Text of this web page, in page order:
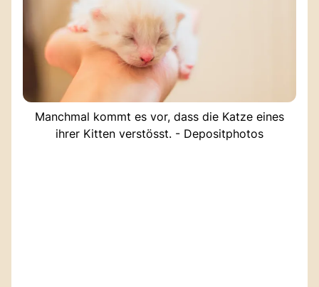
Manchmal kommt es vor, dass die Katze eines
ihrer Kitten verstösst. - Depositphotos